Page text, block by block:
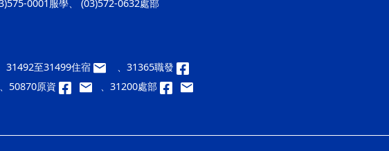
0001服學、 (03)572-0632處部
31492至31499住宿
、31365職發
、50870原資 、31200處部